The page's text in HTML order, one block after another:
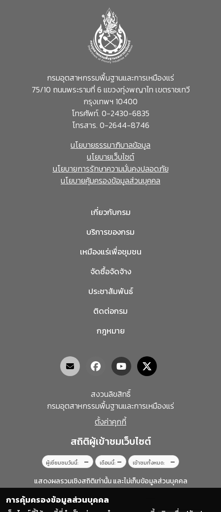
กรมอุตสาหกรรมพื้นฐานและการเหมืองแร่
75/10 ถนนพระรามที่ 6 แขวงทุ่งพญาไท เขตราชเทวี
กรุงเทพฯ 10400
โทรศัพท์. 0-2430-6835
โทรสาร. 0-2644-8746
นโยบายธรรมาภิบาลข้อมูล
นโยบายเว็บไซต์
นโยบายการรักษาความมั่นคงปลอดภัย
นโยบายคุ้มครองข้อมูลส่วนบุคคล
เกี่ยวกับกรม
บริการของกรม
เหมืองแร่เพื่อชุมชน
จัดซื้อจัดจ้าง
ประชาสัมพันธ์
ติดต่อกรม
กฎหมาย
สงวนลิขสิทธิ์
กรมอุตสาหกรรมพื้นฐานและการเหมืองแร่
ตั้งค่าคุกกี้
สถิติผู้เข้าชมเว็บไซต์
ผู้เยี่ยมชมวันนี้: – เดือนนี้: – เข้าชมทั้งหมด: –
แสดงผลรวมเชิงสถิติเท่านั้น และไม่เก็บข้อมูลส่วนบุคคล
การคุ้มครองข้อมูลส่วนบุคคล